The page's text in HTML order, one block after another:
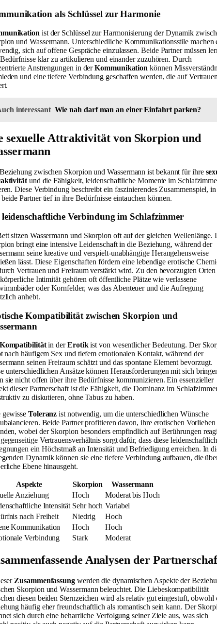
als Schlüssel zur Harmonie
ist der Schlüssel zur Harmonisierung der Dynamik
und Wassermann. Unterschiedliche Kommunikationsstile machen
sich auf offene Gespräche einzulassen. Beide Partner müssen
klar zu artikulieren und einander zuzuhören. Durch
Anstrengungen in derKommunikation können
und eine tiefere Verbindung geschaffen werden, die auf
interessant Wie nah darf man an einer Einfahrt parken?
sexuelle Attraktivität von Skorpion und
zwischen Skorpion und Wassermann ist bekannt für ihre
und die Fähigkeit, leidenschaftliche Momente im
Diese Verbindung beschreibt ein faszinierendes Zusammenspiel, in
Partner tief in ihre Bedürfnisse eintauchen können.
leidenschaftliche Verbindung im Schlafzimmer
sitzen Wassermann und Skorpion oft auf der gleichen Wellenlänge.
bringt eine intensive Leidenschaft in die Beziehung, während der
seine kreative und verspielt-unabhängige Herangehensweise
lässt. Diese Eigenschaften fördern eine lebendige erotische
Vertrauen und Freiraum verstärkt wird. Zu den bevorzugten
Intimität gehören oft öffentliche Plätze wie verlassene
oder Kornfelder, was das Abenteuer und die Aufregung
anhebt.
Kompatibilität zwischen Skorpion und
in derErotikist von wesentlicher Bedeutung. Der
nach häufigem Sex und tiefem emotionalen Kontakt, während der
seinen Freiraum schätzt und das spontane Element bevorzugt.
unterschiedlichen Ansätze können Herausforderungen mit sich
sie nicht offen über ihre Bedürfnisse kommunizieren. Ein essenzieller
dieser Partnerschaft ist die Fähigkeit, die Dominanz im
zu diskutieren, ohne Tabus zu haben.
gewisse Toleranz ist notwendig, um die unterschiedlichen Wünsche
Beide Partner profitieren davon, ihre erotischen Vorlieben
wobei der Skorpion besonders empfindlich auf Berührungen
Vertrauensverhältnis sorgt dafür, dass diese
ein Höchstmaß an Intensität und Befriedigung erreichen. In
Dynamik können sie eine tiefere Verbindung aufbauen, die
Ebene hinausgeht.
Aspekte Skorpion
Wassermann
Anziehung
Hoch
Moderat bis Hoch
Intensität Sehr hoch Variabel
nach Freiheit
Niedrig
Hoch
Kommunikation
Hoch
Hoch
Verbindung
Stark Moderat
Analysen der
Zusammenfassung werden die dynamischen Aspekte der
Skorpion und Wassermann beleuchtet. Die Liebeskompatibilität
diesen beiden Sternzeichen wird als relativ gut eingestuft, obwohl
häufig eher freundschaftlich als romantisch sein kann. Der
sich durch eine beharrliche Verfolgung seiner Ziele aus, was sich